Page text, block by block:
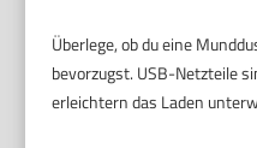
Überlege, ob du eine
bevorzugst. USB-Netzteile
erleichtern das Laden